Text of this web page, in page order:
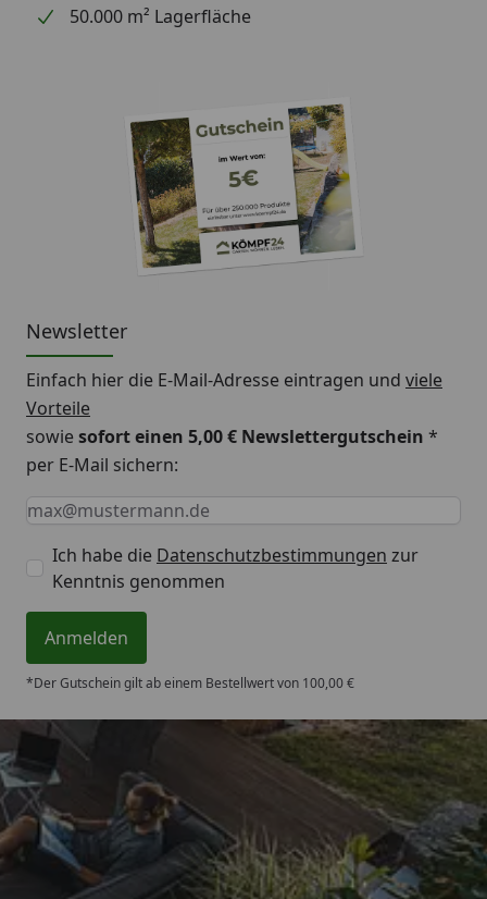
50.000 m² Lagerfläche
Newsletter
Einfach hier die E-Mail-Adresse eintragen und viele
Vorteile
sowiesofort einen 5,00 € Newslettergutschein *
per E-Mail sichern:
Keine Eingabe erforderlich
Eingabe erforderlich
E-Mail *
Ich habe die Datenschutzbestimmungen zur
Kenntnis genommen
Anmelden
*Der Gutschein gilt ab einem Bestellwert von 100,00 €
Trusted Shops
4,71/ 5